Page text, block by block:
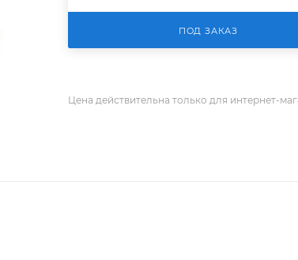
ПОД ЗАКАЗ
Цена действительна только для интернет-